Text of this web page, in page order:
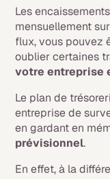
Les
mensuellement
flux, vous pouvez
oublier certaines
votre entreprise
Le plan de
entreprise de
en gardant en
prévisionnel.
En effet, à la